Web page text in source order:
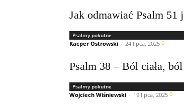
Jak odmawiać Psalm 51
Psalmy pokutne
Kacper Ostrowski - 24 lipca, 2025 0
Psalm 38 – Ból ciała,
Psalmy pokutne
Wojciech Wiśniewski - 19 lipca, 2025 0